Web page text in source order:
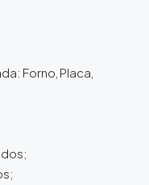
Forno, Placa,